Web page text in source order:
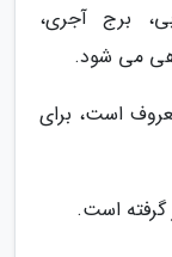
برج آجری،
می شود.
است، برای
گرفته است.